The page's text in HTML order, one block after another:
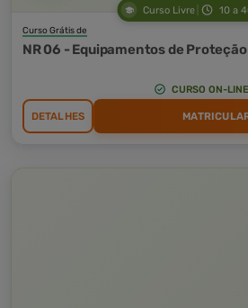
Curso Livre 10 a
Curso Grátis de
NR 06 - Equipamentos de
CURSO ON-LINE
DETALHES